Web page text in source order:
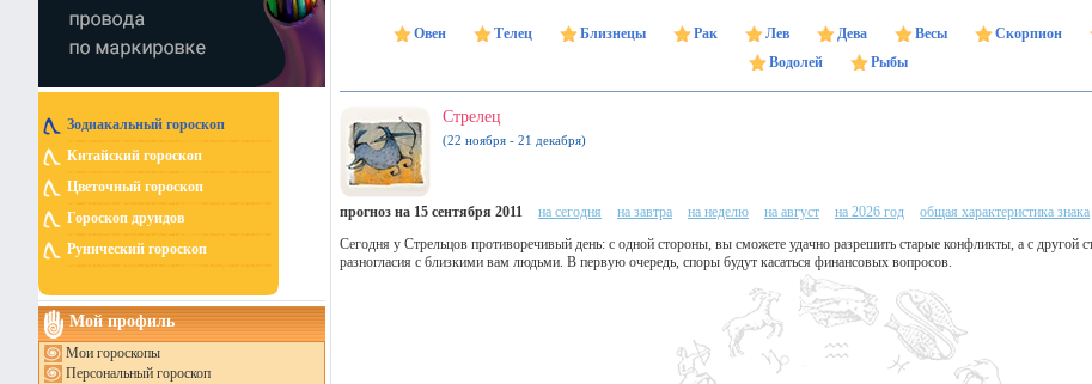
Зодиакальный гороскоп
Китайский гороскоп
Цветочный гороскоп
Гороскоп друидов
Рунический гороскоп
Мой профиль
Мои гороскопы
Персональный гороскоп
Овен Телец Близнецы Рак Лев Дева Весы Скорпион
Водолей
Рыбы
Стрелец
(22 ноября - 21 декабря)
прогноз на 15 сентября 2011 на сегодня на завтра на неделю на август на 2026 год
общая характеристика знака
Сегодня у Стрельцов противоречивый день: с одной стороны, вы сможете удачно разрешить старые конфликты, а с другой
разногласия с близкими вам людьми. В первую очередь, споры будут касаться финансовых вопросов.